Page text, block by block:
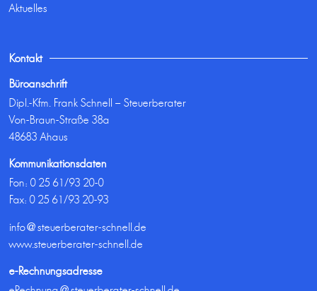
Aktuelles
Kontakt
Büroanschrift
Dipl.-Kfm. Frank Schnell – Steuerberater
Von-Braun-Straße 38a
48683 Ahaus
Kommunikationsdaten
Fon:0 25 61/93 20-0
Fax: 0 25 61/93 20-93
info@steuerberater-schnell.de
www.steuerberater-schnell.de
e-Rechnungsadresse